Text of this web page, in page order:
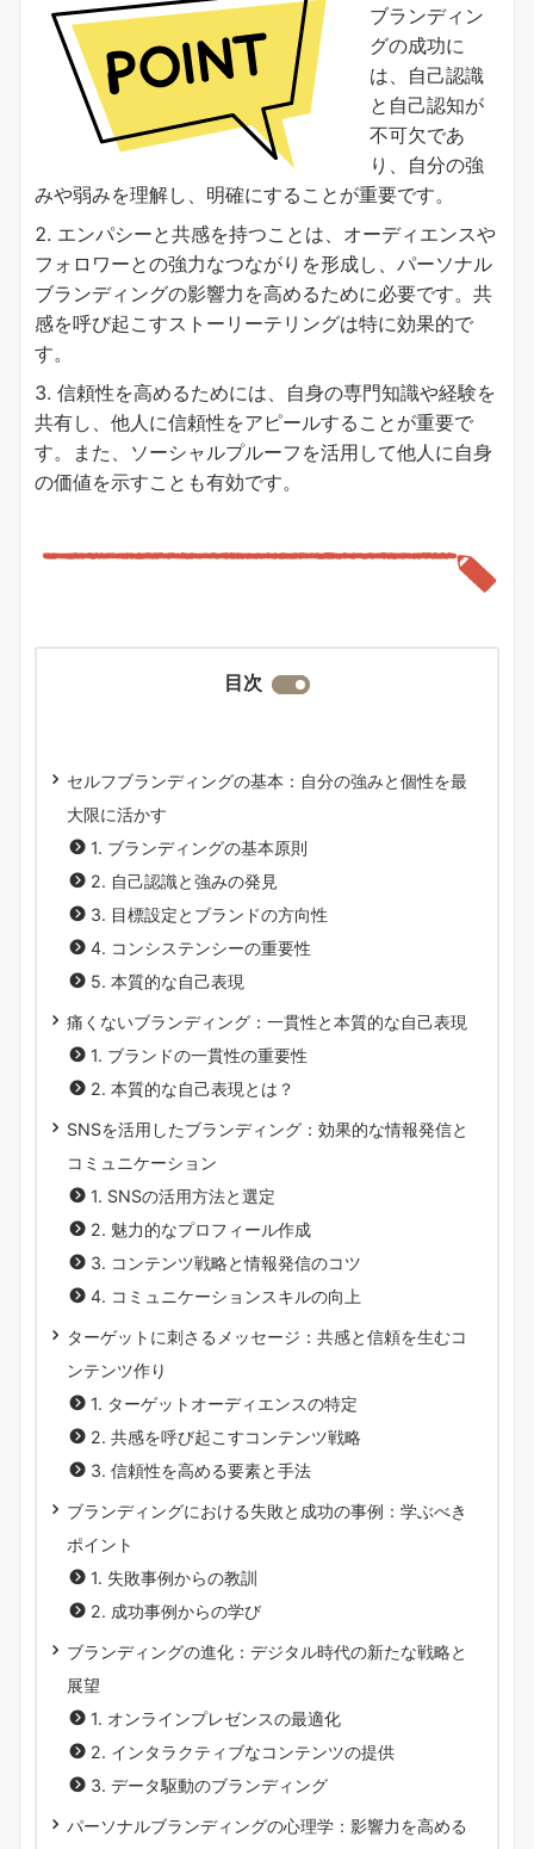
ブランディン
グの成功に
は、自己認識
と自己認知が
不可欠であ
り、自分の強
みや弱みを理解し、明確にすることが重要です。
エンパシーと共感を持つことは、オーディエンスや
フォロワーとの強力なつながりを形成し、パーソナル
ブランディングの影響力を高めるために必要です。共
感を呼び起こすストーリーテリングは特に効果的で
す。
信頼性を高めるためには、自身の専門知識や経験を
共有し、他人に信頼性をアピールすることが重要で
す。また、ソーシャルプルーフを活用して他人に自身
の価値を示すことも有効です。
目次
セルフブランディングの基本：自分の強みと個性を最
大限に活かす
1. ブランディングの基本原則
2. 自己認識と強みの発見
3. 目標設定とブランドの方向性
4. コンシステンシーの重要性
5. 本質的な自己表現
痛くないブランディング：一貫性と本質的な自己表現
1. ブランドの一貫性の重要性
2. 本質的な自己表現とは？
SNSを活用したブランディング：効果的な情報発信と
コミュニケーション
1. SNSの活用方法と選定
2. 魅力的なプロフィール作成
3. コンテンツ戦略と情報発信のコツ
4. コミュニケーションスキルの向上
ターゲットに刺さるメッセージ：共感と信頼を生むコ
ンテンツ作り
1. ターゲットオーディエンスの特定
2. 共感を呼び起こすコンテンツ戦略
3. 信頼性を高める要素と手法
ブランディングにおける失敗と成功の事例：学ぶべき
ポイント
1. 失敗事例からの教訓
2. 成功事例からの学び
ブランディングの進化：デジタル時代の新たな戦略と
展望
1. オンラインプレゼンスの最適化
2. インタラクティブなコンテンツの提供
3. データ駆動のブランディング
パーソナルブランディングの心理学：影響力を高める